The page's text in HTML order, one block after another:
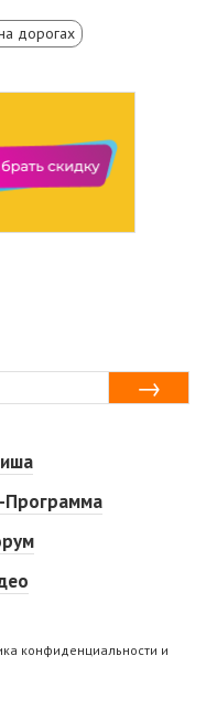
дорогах
Программа
конфиденциальности и